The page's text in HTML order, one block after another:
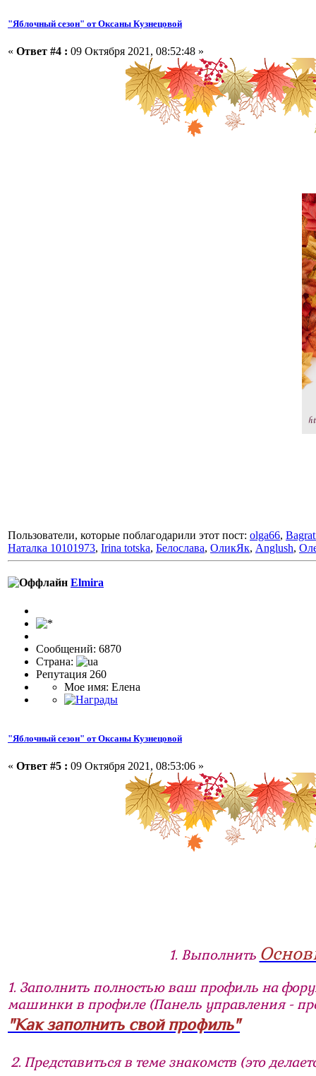
"Яблочный сезон" от Оксаны Кузнецовой
« Ответ #4 : 09 Октября 2021, 08:52:48 »
Пользователи, которые поблагодарили этот пост: olga66,
Наталка 10101973, Irina totska, Белослава, ОликЯк, Anglush,
Elmira
Сообщений: 6870
Страна:
Репутация 260
Мое имя: Елена
"Яблочный сезон" от Оксаны Кузнецовой
« Ответ #5 : 09 Октября 2021, 08:53:06 »
1. Выполнить
1. Заполнить полностью ваш профиль на
машинки в профиле (Панель управления -
"Как заполнить свой профиль"
2. Представиться в теме знакомств (это